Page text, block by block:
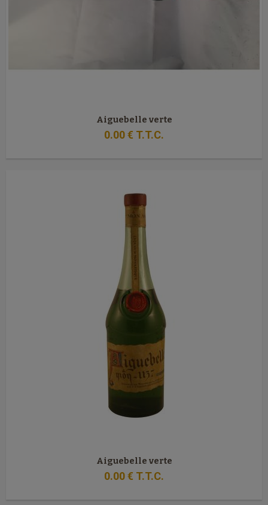
Aiguebelle verte
0.00€ T.T.C.
Aiguebelle verte
0.00€ T.T.C.